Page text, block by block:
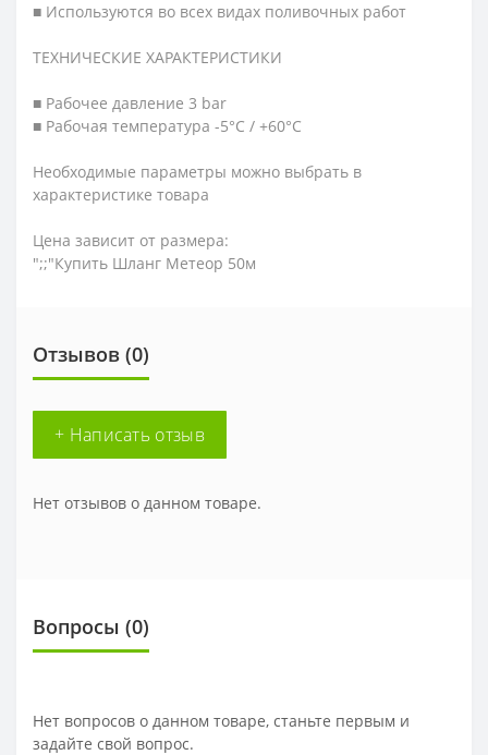
■ Используются во всех видах поливочных работ
ТЕХНИЧЕСКИЕ ХАРАКТЕРИСТИКИ
■ Рабочее давление 3 bar
■ Рабочая температура -5°C / +60°C
Необходимые параметры можно выбрать в
характеристике товара
Цена зависит от размера:
";;"Купить Шланг Метеор 50м
Отзывов (0)
+ Написать отзыв
Нет отзывов о данном товаре.
Вопросы (0)
Нет вопросов о данном товаре, станьте первым и
задайте свой вопрос.